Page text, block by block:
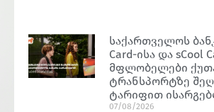
საქართველოს
Card-ისა და sCool
მფლობელები
ტრანსპორტზე
ტარიფით
07/08/2026